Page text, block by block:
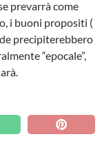
prevarrà come
i buoni propositi (
precipiterebbero
“epocale”,